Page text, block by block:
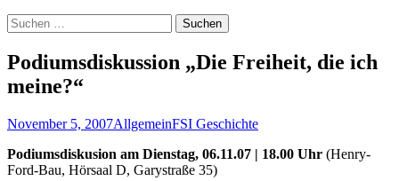
Suchen
nach:
Podiumsdiskussion „Die Freiheit, die ich
meine?“
November 5, 2007AllgemeinFSI Geschichte
Podiumsdiskusion am Dienstag, 06.11.07 | 18.00 Uhr (Henry-
Ford-Bau, Hörsaal D, Garystraße 35)